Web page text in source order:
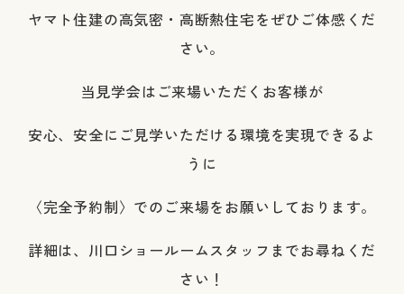
ヤマト住建の高気密・高断熱住宅をぜひご体感くだ
さい。
当見学会はご来場いただくお客様が
安心、安全にご見学いただける環境を実現できるよ
うに
〈完全予約制〉でのご来場をお願いしております。
詳細は、川口ショールームスタッフまでお尋ねくだ
さい！